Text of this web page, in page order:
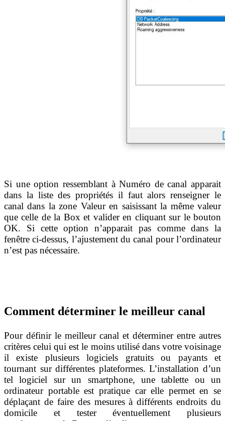
Si une option ressemblant à Numéro de canal apparait
dans la liste des propriétés il faut alors renseigner le
canal dans la zone Valeur en saisissant la même valeur
que celle de la Box et valider en cliquant sur le bouton
OK. Si cette option n’apparait pas comme dans la
fenêtre ci-dessus, l’ajustement du canal pour l’ordinateur
n’est pas nécessaire.
Comment déterminer le meilleur canal
Pour définir le meilleur canal et déterminer entre autres
critères celui qui est le moins utilisé dans votre voisinage
il existe plusieurs logiciels gratuits ou payants et
tournant sur différentes plateformes. L’installation d’un
tel logiciel sur un smartphone, une tablette ou un
ordinateur portable est pratique car elle permet en se
déplaçant de faire des mesures à différents endroits du
domicile et tester éventuellement plusieurs